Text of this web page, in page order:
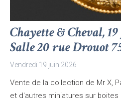
Chayette & Cheval,
Salle 20 rue Drouot
Vendredi 19 juin 2026
Vente de la collection de Mr X,
et d'autres miniatures sur